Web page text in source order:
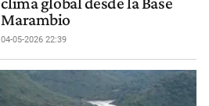
Marambio
04-05-2026 22:39